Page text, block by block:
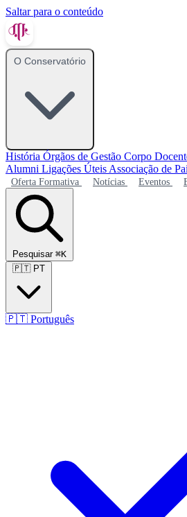
Saltar para o conteúdo
O Conservatório
História Órgãos de Gestão Corpo
Alumni Ligações Úteis Associação de
Oferta Formativa Notícias Eventos
Pesquisar ⌘K
🇵🇹 PT
🇵🇹 Português